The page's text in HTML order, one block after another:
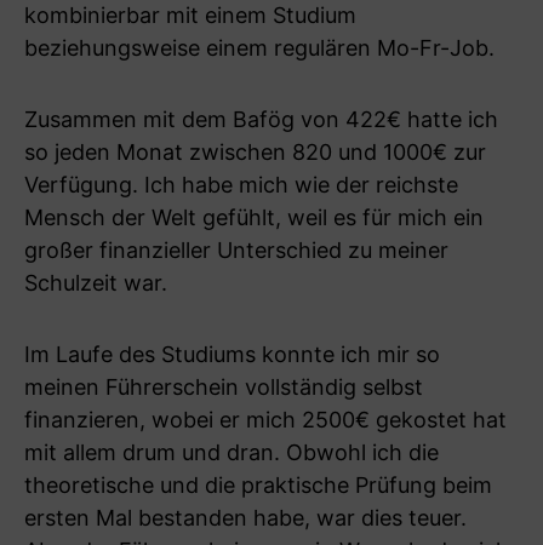
kombinierbar mit einem Studium
beziehungsweise einem regulären Mo-Fr-Job.
Zusammen mit dem Bafög von 422€ hatte ich
so jeden Monat zwischen 820 und 1000€ zur
Verfügung. Ich habe mich wie der reichste
Mensch der Welt gefühlt, weil es für mich ein
großer finanzieller Unterschied zu meiner
Schulzeit war.
Im Laufe des Studiums konnte ich mir so
meinen Führerschein vollständig selbst
finanzieren, wobei er mich 2500€ gekostet hat
mit allem drum und dran. Obwohl ich die
theoretische und die praktische Prüfung beim
ersten Mal bestanden habe, war dies teuer.